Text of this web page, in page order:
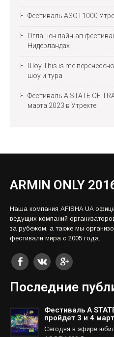
Фестиваль ASOT1000
Оглашен лайн-ап
Нидерландах
Шоу This is me
шоу и тура
Фестиваль A STATE OF
марта 2023 в Утрехте
ARMIN ONLY
Наша компания AFISHA UA
ведущих компаний
за рубежом, а также мы
фестивали мира с 2005 года.
Последние
Фестиваль A
пройдет 3 и 4
Сегодня в эфире